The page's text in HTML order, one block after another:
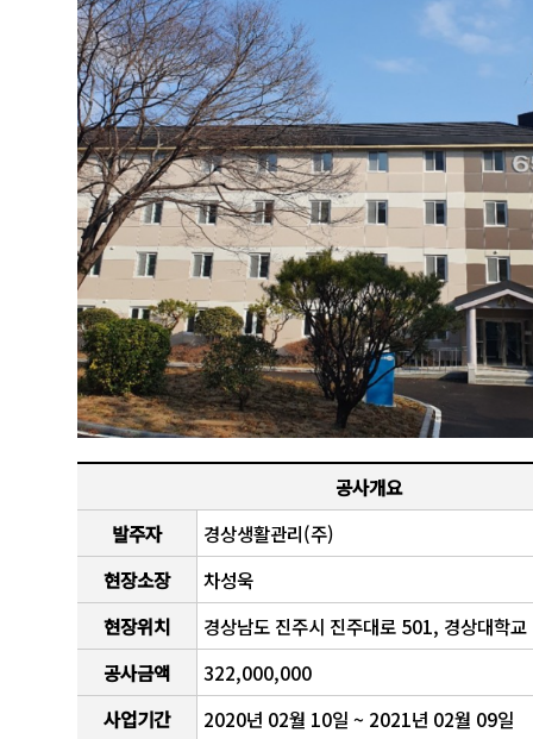
공사개요
발주자
경상생활관리(주)
현장소장
차성욱
현장위치
경상남도 진주시 진주대로 501, 경상대학교
공사금액
322,000,000
사업기간
2020년 02월 10일 ~ 2021년 02월 09일